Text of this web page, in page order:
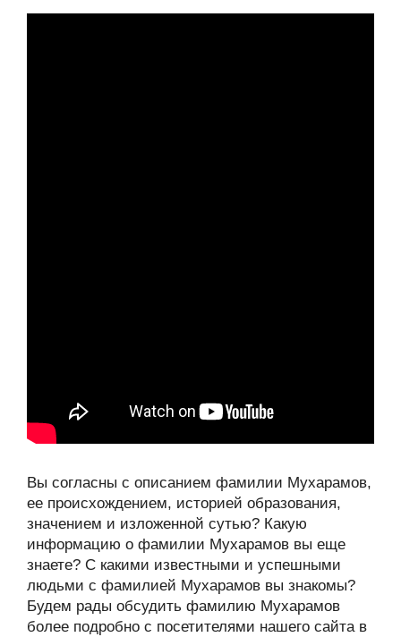
Вы согласны с описанием фамилии Мухарамов,
ее происхождением, историей образования,
значением и изложенной сутью? Какую
информацию о фамилии Мухарамов вы еще
знаете? С какими известными и успешными
людьми с фамилией Мухарамов вы знакомы?
Будем рады обсудить фамилию Мухарамов
более подробно с посетителями нашего сайта в